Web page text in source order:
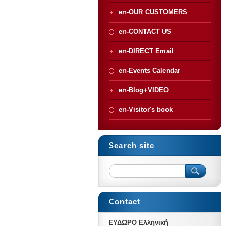
en-OUR CUSTOMERS
en-CONTACT US
en-DIRECT Email
en-Events Calendar
en-Blog+VIDEO
en-Visitor's book
Search site
Contact
ΕΥΔΩΡΟ Ελληνική